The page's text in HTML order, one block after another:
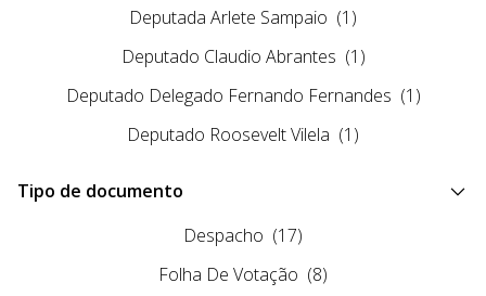
Deputada Arlete Sampaio (1)
Deputado Claudio Abrantes (1)
Deputado Delegado Fernando Fernandes (1)
Deputado Roosevelt Vilela (1)
Tipo de documento
Despacho (17)
Folha De Votação (8)